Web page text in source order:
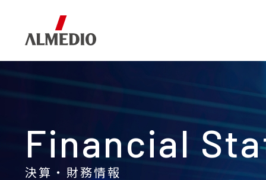
Corporate Information
Business
IR Information
Financial
決算・財務情報